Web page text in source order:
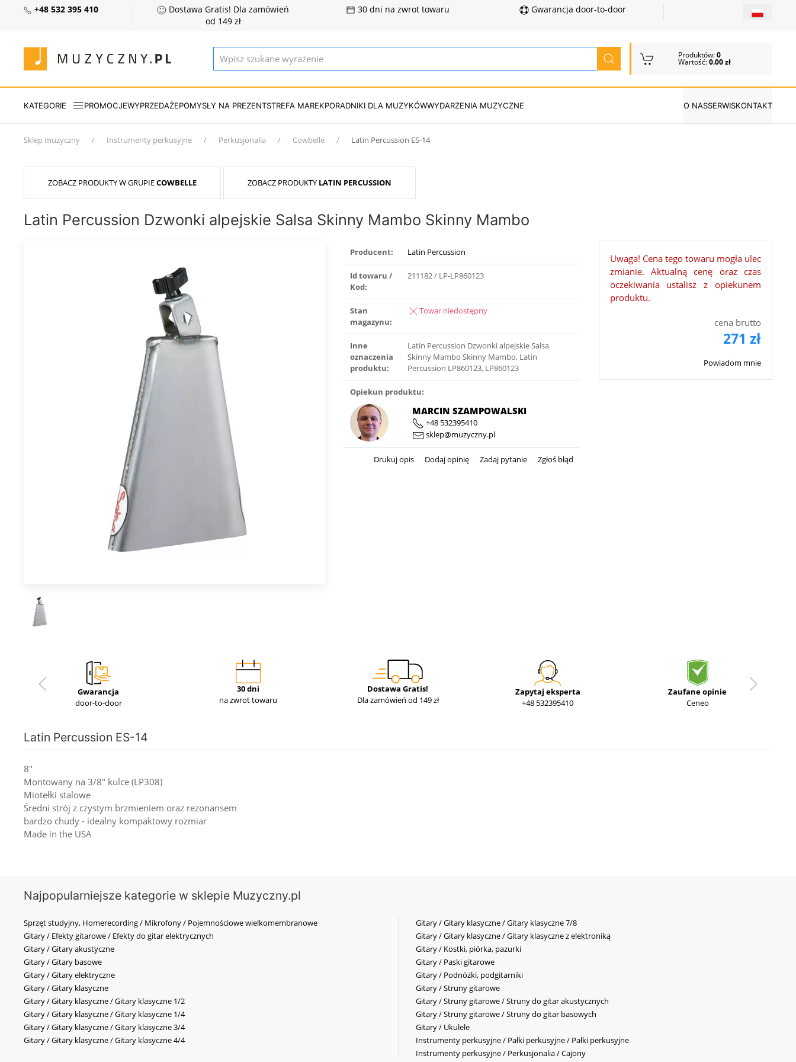
+48 532 395 410
Dostawa Gratis! Dla zamówień
od 149 zł
30 dni na zwrot towaru Gwarancja door-to-door
Produktów:0
Wartość:0.00 zł
KATEGORIE PROMOCJEWYPRZEDAŻEPOMYSŁY NA PREZENTSTREFA MAREKPORADNIKI DLA MUZYKÓWWYDARZENIA MUZYCZNE O NASSERWISKONTAKT
Sklep muzyczny Instrumenty perkusyjne Perkusjonalia Cowbelle Latin Percussion ES-14
ZOBACZ PRODUKTY W GRUPIECOWBELLE ZOBACZ PRODUKTY LATIN PERCUSSION
Latin Percussion Dzwonki alpejskie Salsa Skinny Mambo Skinny Mambo
Producent: Latin Percussion
Id towaru /
Kod:
211182 / LP-LP860123
Stan
magazynu:
Towar niedostępny
Inne
oznaczenia
produktu:
Latin Percussion Dzwonki alpejskie Salsa
Skinny Mambo Skinny Mambo, Latin
Percussion LP860123, LP860123
Opiekun produktu:
MARCIN SZAMPOWALSKI
+48 532395410
sklep@muzyczny.pl
Drukuj opis Dodaj opinię Zadaj pytanie Zgłoś błąd
Uwaga! Cena tego towaru mogła ulec
zmianie. Aktualną cenę oraz czas
oczekiwania ustalisz z opiekunem
produktu.
cena brutto
271 zł
Powiadom mnie
Gwarancja
door-to-door
30 dni
na zwrot towaru
Dostawa Gratis!
Dla zamówień od 149 zł
Zapytaj eksperta
+48 532395410
Zaufane opinie
Ceneo
Latin Percussion ES-14
8"
Montowany na 3/8" kulce (LP308)
Miotełki stalowe
Średni strój z czystym brzmieniem oraz rezonansem
bardzo chudy - idealny kompaktowy rozmiar
Made in the USA
Najpopularniejsze kategorie w sklepie Muzyczny.pl
Sprzęt studyjny, Homerecording / Mikrofony / Pojemnościowe wielkomembranowe
Gitary / Efekty gitarowe / Efekty do gitar elektrycznych
Gitary / Gitary akustyczne
Gitary / Gitary basowe
Gitary / Gitary elektryczne
Gitary / Gitary klasyczne
Gitary / Gitary klasyczne / Gitary klasyczne 1/2
Gitary / Gitary klasyczne / Gitary klasyczne 1/4
Gitary / Gitary klasyczne / Gitary klasyczne 3/4
Gitary / Gitary klasyczne / Gitary klasyczne 4/4
Gitary / Gitary klasyczne / Gitary klasyczne 7/8
Gitary / Gitary klasyczne / Gitary klasyczne z elektroniką
Gitary / Kostki, piórka, pazurki
Gitary / Paski gitarowe
Gitary / Podnóżki, podgitarniki
Gitary / Struny gitarowe
Gitary / Struny gitarowe / Struny do gitar akustycznych
Gitary / Struny gitarowe / Struny do gitar basowych
Gitary / Ukulele
Instrumenty perkusyjne / Pałki perkusyjne / Pałki perkusyjne
Instrumenty perkusyjne / Perkusjonalia / Cajony